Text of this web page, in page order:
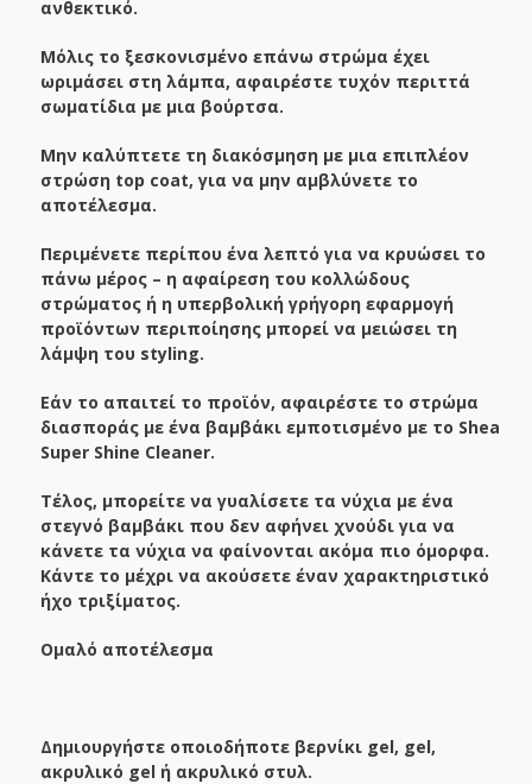
ανθεκτικό.
Μόλις το ξεσκονισμένο επάνω στρώμα έχει
ωριμάσει στη λάμπα, αφαιρέστε τυχόν περιττά
σωματίδια με μια βούρτσα.
Μην καλύπτετε τη διακόσμηση με μια επιπλέον
στρώση top coat, για να μην αμβλύνετε το
αποτέλεσμα.
Περιμένετε περίπου ένα λεπτό για να κρυώσει το
πάνω μέρος – η αφαίρεση του κολλώδους
στρώματος ή η υπερβολική γρήγορη εφαρμογή
προϊόντων περιποίησης μπορεί να μειώσει τη
λάμψη του styling.
Εάν το απαιτεί το προϊόν, αφαιρέστε το στρώμα
διασποράς με ένα βαμβάκι εμποτισμένο με το Shea
Super Shine Cleaner.
Τέλος, μπορείτε να γυαλίσετε τα νύχια με ένα
στεγνό βαμβάκι που δεν αφήνει χνούδι για να
κάνετε τα νύχια να φαίνονται ακόμα πιο όμορφα.
Κάντε το μέχρι να ακούσετε έναν χαρακτηριστικό
ήχο τριξίματος.
Ομαλό αποτέλεσμα
Δημιουργήστε οποιοδήποτε βερνίκι gel, gel,
ακρυλικό gel ή ακρυλικό στυλ.